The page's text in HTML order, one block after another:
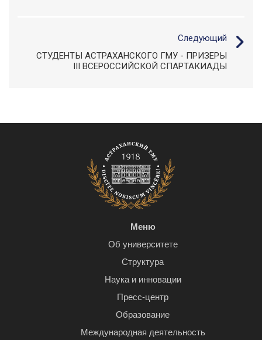
Следующий
СТУДЕНТЫ АСТРАХАНСКОГО ГМУ - ПРИЗЕРЫ
III ВСЕРОССИЙСКОЙ СПАРТАКИАДЫ
Меню
Об университете
Структура
Наука и инновации
Пресс-центр
Образование
Международная деятельность